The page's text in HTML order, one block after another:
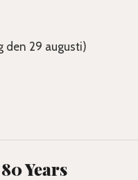
den 29 augusti)
Years